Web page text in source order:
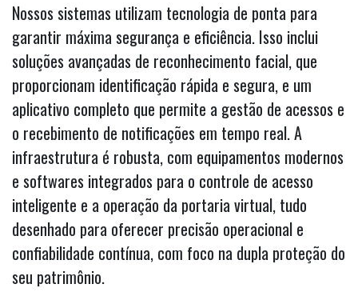
Nossos sistemas utilizam tecnologia de ponta para
garantir máxima segurança e eficiência. Isso inclui
soluções avançadas de reconhecimento facial, que
proporcionam identificação rápida e segura, e um
aplicativo completo que permite a gestão de acessos e
o recebimento de notificações em tempo real. A
infraestrutura é robusta, com equipamentos modernos
e softwares integrados para o controle de acesso
inteligente e a operação da portaria virtual, tudo
desenhado para oferecer precisão operacional e
confiabilidade contínua, com foco na dupla proteção do
seu patrimônio.